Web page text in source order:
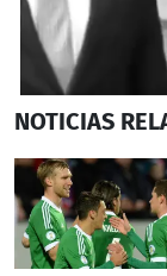
seconds
57
seconds
NOTICIAS